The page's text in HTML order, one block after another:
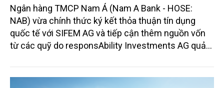
Ngân hàng TMCP Nam Á (Nam A Bank - HOSE:
NAB) vừa chính thức ký kết thỏa thuận tín dụng
quốc tế với SIFEM AG và tiếp cận thêm nguồn vốn
từ các quỹ do responsAbility Investments AG quản
thu hút thành công từ đầu năm đến nay lên gần 350